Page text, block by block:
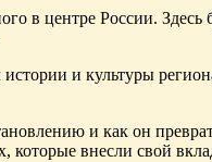
центре России. Здесь
и культуры
и как он
которые внесли свой